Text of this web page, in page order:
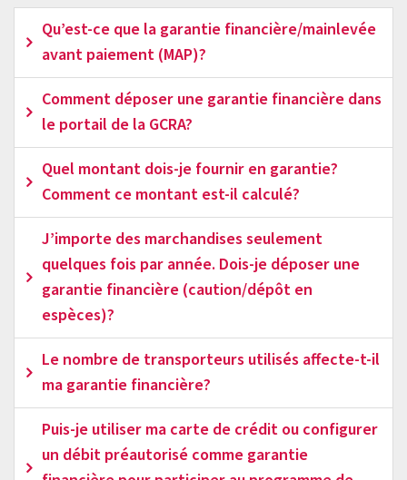
Qu’est-ce que la garantie financière/mainlevée
avant paiement (MAP)?
Comment déposer une garantie financière dans
le portail de la GCRA?
Quel montant dois-je fournir en garantie?
Comment ce montant est-il calculé?
J’importe des marchandises seulement
quelques fois par année. Dois-je déposer une
garantie financière (caution/dépôt en
espèces)?
Le nombre de transporteurs utilisés affecte-t-il
ma garantie financière?
Puis-je utiliser ma carte de crédit ou configurer
un débit préautorisé comme garantie